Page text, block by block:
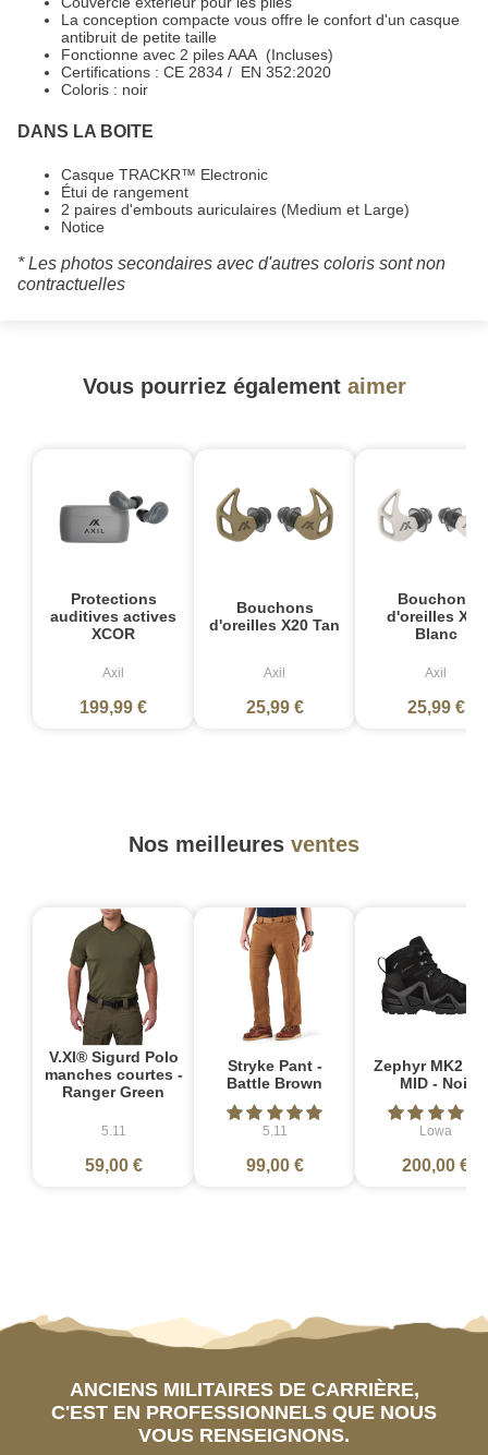
La conception compacte vous offre le confort d'un casque
antibruit de petite taille
Fonctionne avec 2 piles AAA (Incluses)
Certifications : CE 2834 / EN 352:2020
Coloris : noir
DANS LA BOITE
Casque TRACKR™ Electronic
Étui de rangement
2 paires d'embouts auriculaires (Medium et Large)
Notice
* Les photos secondaires avec d'autres coloris sont non
contractuelles
Vous pourriez également aimer
Protections
auditives actives
XCOR
Axil
199,99 €
Bouchons
d'oreilles X20 Tan
Axil
25,99 €
Bouchons
d'oreilles X20
Blanc
Axil
25,99 €
Nos meilleures ventes
V.XI® Sigurd Polo
manches courtes -
Ranger Green
5.11
59,00 €
Stryke Pant -
Battle Brown
5.11
99,00 €
Zephyr MK2
MID - Noir
Lowa
200,00 €
ANCIENS MILITAIRES DE CARRIÈRE,
C'EST EN PROFESSIONNELS QUE NOUS
VOUS RENSEIGNONS.